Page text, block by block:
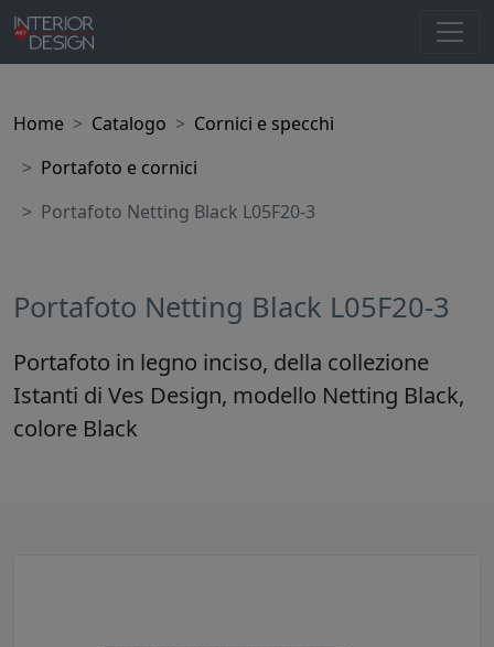
Home Catalogo
Cornici e specchi
Portafoto e cornici
Portafoto Netting Black L05F20-3
Portafoto Netting Black L05F20-3
Portafoto in legno inciso, della collezione
Istanti di Ves Design, modello Netting Black,
colore Black